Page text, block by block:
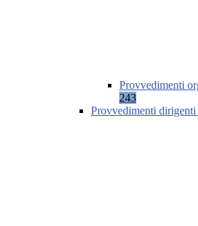
Provvedimenti
243
Provvedimenti